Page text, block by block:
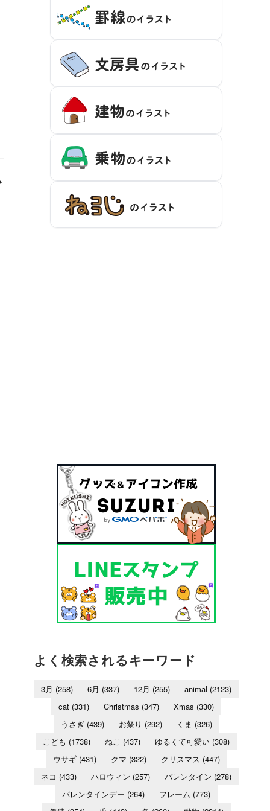
よく検索されるキーワード
3月 (258) 6月 (337) 12月 (255) animal (2123)
cat (331) Christmas (347) Xmas (330)
うさぎ(439) お祭り (292) くま (326)
こども (1738) ねこ (437) ゆるくて可愛い (308)
ウサギ(431) クマ (322) クリスマス (447)
ネコ (433) ハロウィン (257) バレンタイン (278)
バレンタインデー (264) フレーム (773)